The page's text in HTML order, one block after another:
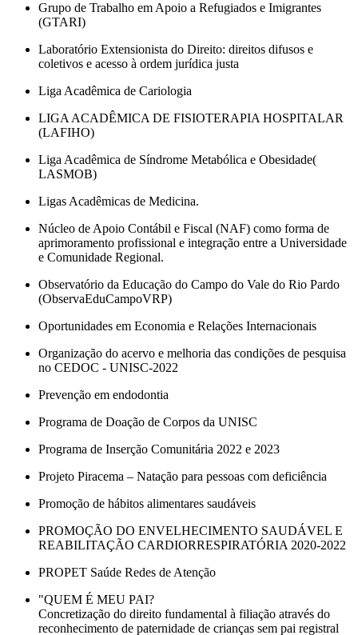
Grupo de Trabalho em Apoio a Refugiados e Imigrantes
(GTARI)
Laboratório Extensionista do Direito: direitos difusos e
coletivos e acesso à ordem jurídica justa
Liga Acadêmica de Cariologia
LIGA ACADÊMICA DE FISIOTERAPIA HOSPITALAR
(LAFIHO)
Liga Acadêmica de Síndrome Metabólica e Obesidade(
LASMOB)
Ligas Acadêmicas de Medicina.
Núcleo de Apoio Contábil e Fiscal (NAF) como forma de
aprimoramento profissional e integração entre a Universidade
e Comunidade Regional.
Observatório da Educação do Campo do Vale do Rio Pardo
(ObservaEduCampoVRP)
Oportunidades em Economia e Relações Internacionais
Organização do acervo e melhoria das condições de pesquisa
no CEDOC - UNISC-2022
Prevenção em endodontia
Programa de Doação de Corpos da UNISC
Programa de Inserção Comunitária 2022 e 2023
Projeto Piracema – Natação para pessoas com deficiência
Promoção de hábitos alimentares saudáveis
PROMOÇÃO DO ENVELHECIMENTO SAUDÁVEL E
REABILITAÇÃO CARDIORRESPIRATÓRIA 2020-2022
PROPET Saúde Redes de Atenção
"QUEM É MEU PAI?
Concretização do direito fundamental à filiação através do
reconhecimento de paternidade de crianças sem pai registral